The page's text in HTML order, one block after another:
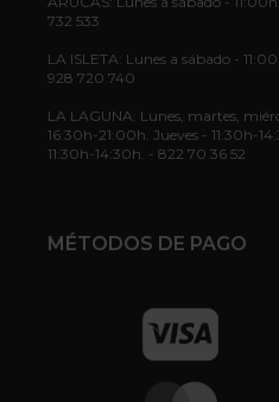
732 533
LA ISLETA: Lunes a sábado -
928 720 740
LA LAGUNA: Lunes, martes,
16:30h-21:00h. Jueves - 11:30h-
11:30h-14:30h. - 822 70 36 52
MÉTODOS DE PAGO